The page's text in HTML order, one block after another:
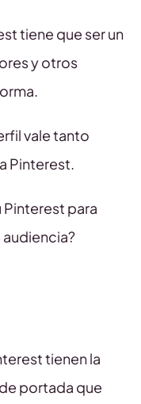
tiene que ser un
y otros
vale tanto
Pinterest.
para
tienen la
portada que